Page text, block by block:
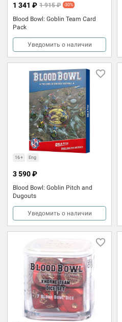
Blood Bowl: Goblin Team Card
Pack
1 341 ₽ 1 915 ₽ -30%
Уведомить о наличии
16+ Eng
Blood Bowl: Goblin Pitch and
Dugouts
3 590 ₽
Уведомить о наличии